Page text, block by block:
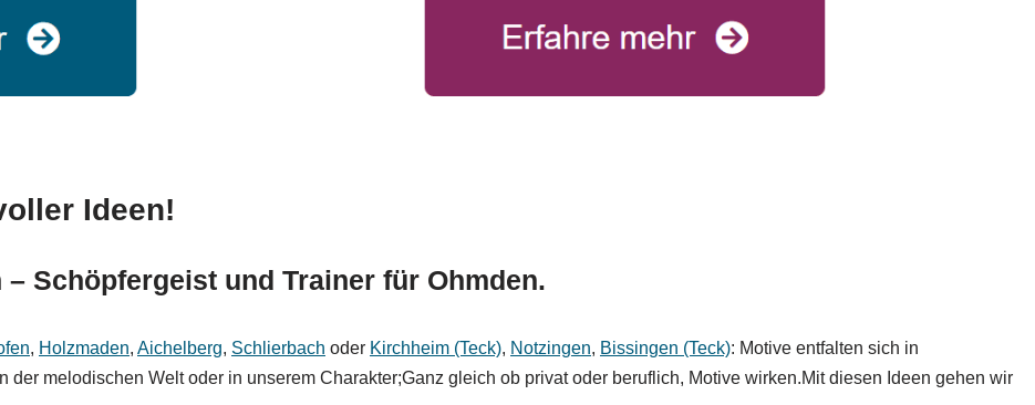
Ideen!
Schöpfergeist und Trainer für Ohmden.
, Holzmaden, Aichelberg, Schlierbach oder Kirchheim (Teck), Notzingen, Bissingen (Teck): Motive entfalten sich in
melodischen Welt oder in unserem Charakter;Ganz gleich ob privat oder beruflich, Motive wirken.Mit diesen Ideen gehen wir